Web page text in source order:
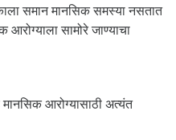
समान मानसिक समस्या नसतात
सामोरे जाण्याचा
आरोग्यासाठी अत्यंत